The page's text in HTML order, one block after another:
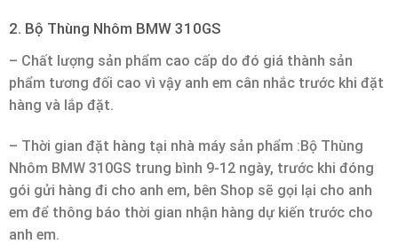
2. Bộ Thùng Nhôm BMW 310GS
– Chất lượng sản phẩm cao cấp do đó giá thành sản
phẩm tương đối cao vì vậy anh em cân nhắc trước khi đặt
hàng và lắp đặt.
– Thời gian đặt hàng tại nhà máy sản phẩm :Bộ Thùng
Nhôm BMW 310GS trung bình 9-12 ngày, trước khi đóng
gói gửi hàng đi cho anh em, bên Shop sẽ gọi lại cho anh
em để thông báo thời gian nhận hàng dự kiến trước cho
anh em.